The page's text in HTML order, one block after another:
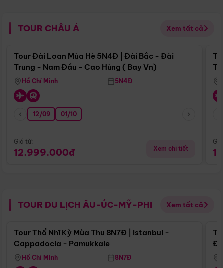
TOUR CHÂU Á Xem tất cả
Điểm nổi bật
Tour Đài Loan Mùa Hè 5N4Đ | Đài Bắc - Đài
Trung - Nam Đầu - Cao Hùng ( Bay Vn)
Hồ Chí Minh 5N4Đ
12/09 01/10
Giá từ:
12.999.000đ Xem chi tiết
TOUR DU LỊCH ÂU-ÚC-MỸ-PHI Xem tất cả
Điểm nổi bật
Tour Thổ Nhĩ Kỳ Mùa Thu 8N7Đ | Istanbul -
Cappadocia - Pamukkale
Hồ Chí Minh 8N7Đ